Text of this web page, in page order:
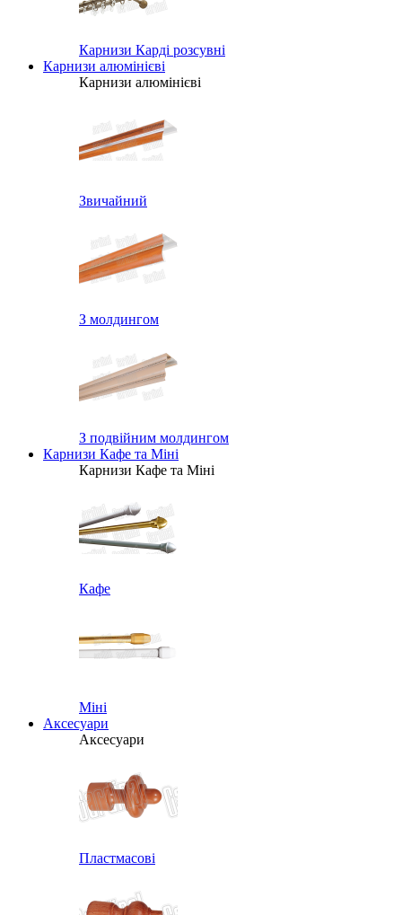
Карнизи Карді розсувні
Карнизи алюмінієві
Карнизи алюмінієві
Звичайний
З молдингом
З подвійним молдингом
Карнизи Кафе та Міні
Карнизи Кафе та Міні
Кафе
Міні
Аксесуари
Аксесуари
Пластмасові